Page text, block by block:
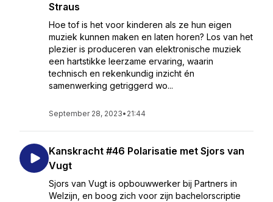
Straus
Hoe tof is het voor kinderen als ze hun eigen
muziek kunnen maken en laten horen? Los van het
plezier is produceren van elektronische muziek
een hartstikke leerzame ervaring, waarin
technisch en rekenkundig inzicht én
samenwerking getriggerd wo...
September 28, 2023• 21:44
Kanskracht #46 Polarisatie met Sjors van
Vugt
Sjors van Vugt is opbouwwerker bij Partners in
Welzijn, en boog zich voor zijn bachelorscriptie